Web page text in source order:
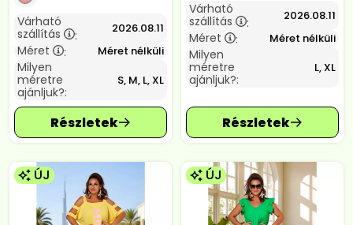
Várható
szállítás
: 2026.08.11
Méret : Méret nélküli
Milyen
méretre
ajánljuk?:
S, M, L, XL
Várható
szállítás
: 2026.08.11
Méret : Méret nélküli
Milyen
méretre
ajánljuk?:
L, XL
ÚJ ÚJ